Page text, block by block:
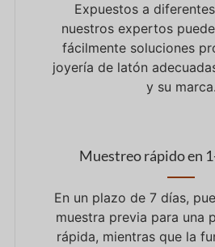
Expuestos a
nuestros expertos
fácilmente soluciones
joyería de latón
y su marca.
Muestreo rápido en
En un plazo de 7 días,
muestra previa para una
rápida, mientras que la